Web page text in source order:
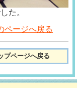
た。
ページへ戻る
プページへ戻る